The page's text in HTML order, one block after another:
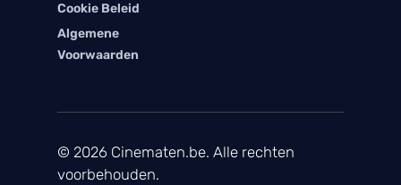
Cookie Beleid
Algemene
Voorwaarden
© 2026 Cinematen.be. Alle rechten
voorbehouden.